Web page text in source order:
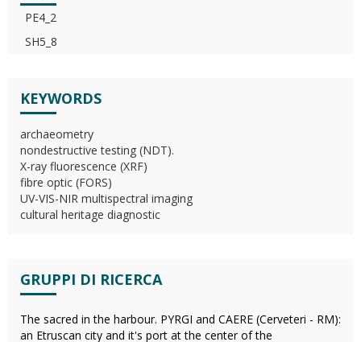
PE4_2
SH5_8
KEYWORDS
archaeometry
nondestructive testing (NDT).
X-ray fluorescence (XRF)
fibre optic (FORS)
UV-VIS-NIR multispectral imaging
cultural heritage diagnostic
GRUPPI DI RICERCA
The sacred in the harbour. PYRGI and CAERE (Cerveteri - RM):
an Etruscan city and it's port at the center of the